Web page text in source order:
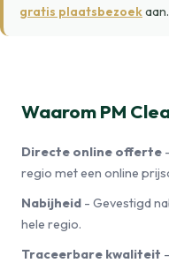
gratis plaatsbezoekaan.
Waarom PM
Directe online offerte
regio met een online
Nabijheid - Gevestigd
hele regio.
Traceerbare kwaliteit